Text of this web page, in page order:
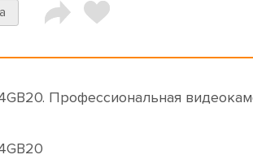
Профессиональная